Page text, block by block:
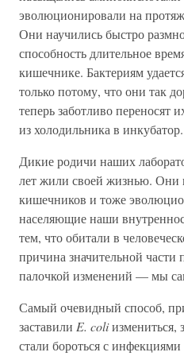
эволюционировали на
Они научились быстро
способность длительное
кишечнике. Бактериям
только потому, что они так
теперь заботливо переносят
из холодильника в инкубатор.
Дикие родичи наших
лет жили своей жизнью. Они
кишечников и тоже
населяющие наши
тем, что обитали в
причина значительной
палочкой изменений — мы
Самый очевидный способ,
заставили E. coliизмениться,
стали бороться с